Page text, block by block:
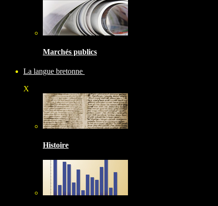
Marchés publics
La langue bretonne
X
Histoire